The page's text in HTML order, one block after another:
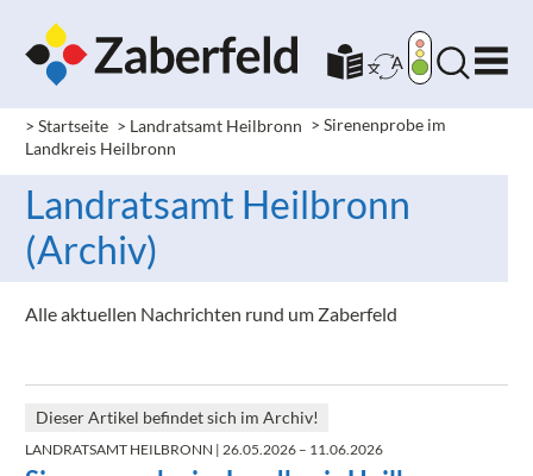
> Startseite > Landratsamt Heilbronn >Sirenenprobe im
Landkreis Heilbronn
Landratsamt Heilbronn
(Archiv)
Alle aktuellen Nachrichten rund um Zaberfeld
Dieser Artikel befindet sich im Archiv!
LANDRATSAMT HEILBRONN | 26.05.2026 – 11.06.2026